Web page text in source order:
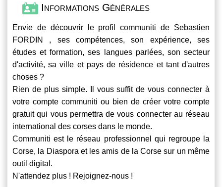
Informations Générales
Envie de découvrir le profilcommuniti de Sebastien
FORDIN , ses compétences, son expérience, ses
études et formation, ses langues parlées, son secteur
d'activité, sa ville et pays de résidence et tant d'autres
choses ?
Rien de plus simple. Il vous suffit de vous connecter à
votre compte communiti ou bien de créer votre compte
gratuit qui vous permettra de vous connecter au réseau
international des corses dans le monde.
Communiti est le réseau professionnel qui regroupe la
Corse, la Diaspora et les amis de la Corse sur un même
outil digital.
N'attendez plus ! Rejoignez-nous !